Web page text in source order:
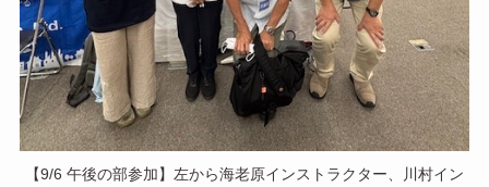
【9/6 午後の部参加】左から海老原インストラクター、川村イン